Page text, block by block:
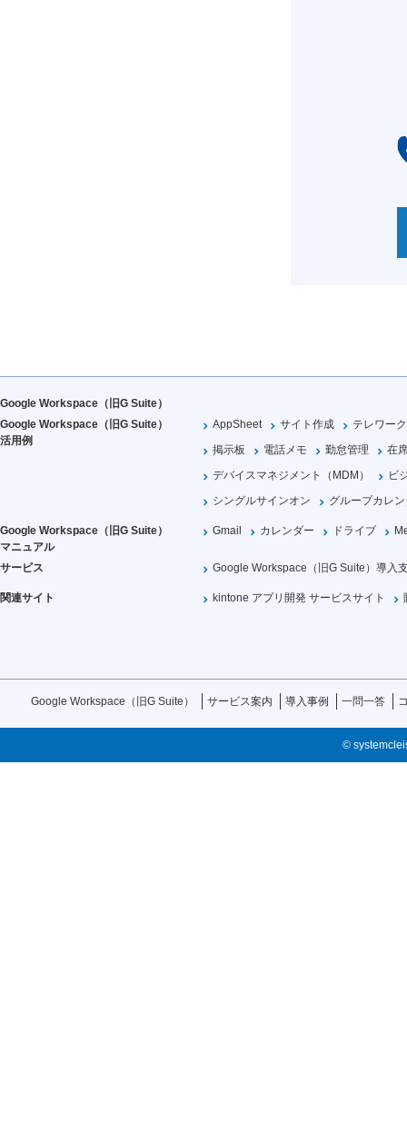
Google Workspace（旧G Suite）
Google Workspace（旧G Suite）
活用例
AppSheet サイト作成
テレワーク
掲示板
電話メモ 勤怠管理
在
デバイスマネジメント（MDM）
ビ
シングルサインオン
グループカレ
Google Workspace（旧G Suite）
マニュアル
Gmail カレンダー ドライブ
サービス Google Workspace（旧G Suite）導入
関連サイト kintone アプリ開発 サービスサイト
Google Workspace（旧G Suite） サービス案内 導入事例 一問一答
©